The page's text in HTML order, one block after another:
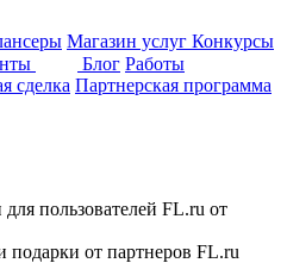
Магазин услуг Конкурсы
Блог Работы
сделка Партнерская программа
пользователей FL.ru от
от партнеров FL.ru